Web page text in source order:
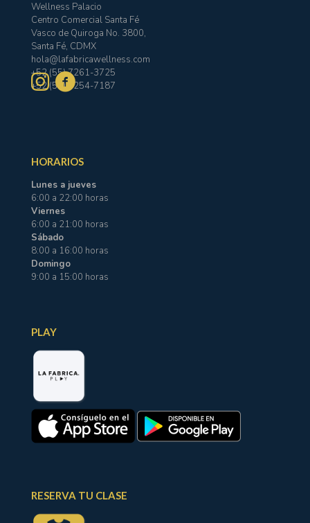
Wellness Palacio
Centro Comercial Santa Fé
Vasco de Quiroga No. 3800,
Santa Fé, CDMX
hola@lafabricawellness.com
+52 (55) 7261-3725
+52 (55) 1254-7187
HORARIOS
Lunes a jueves
6:00 a 22:00 horas
Viernes
6:00 a 21:00 horas
Sábado
8:00 a 16:00 horas
Domingo
9:00 a 15:00 horas
PLAY
RESERVA TU CLASE